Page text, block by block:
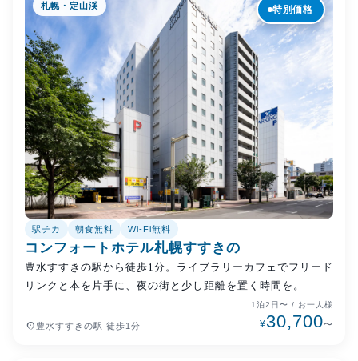
札幌・定山渓 特別価格
駅チカ 朝食無料 Wi-Fi無料
コンフォートホテル札幌すすきの
豊水すすきの駅から徒歩1分。ライブラリーカフェでフリード
リンクと本を片手に、夜の街と少し距離を置く時間を。
place 豊水すすきの駅 徒歩1分
1泊2日〜 / お一人様
¥30,700〜